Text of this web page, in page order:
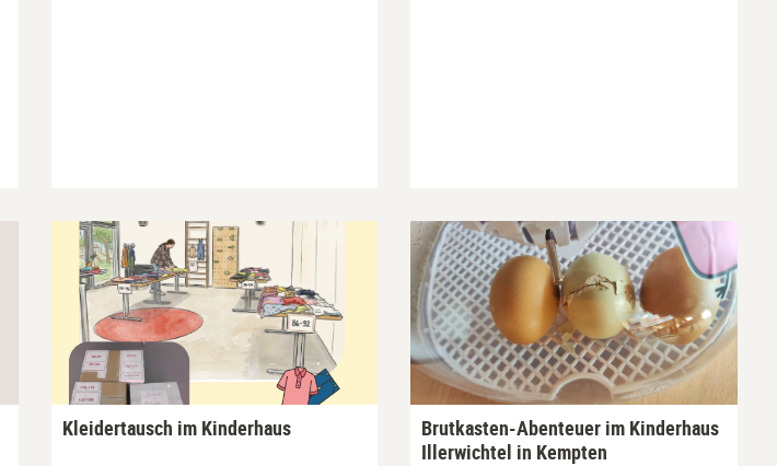
Kleidertausch im Kinderhaus
Brutkasten-Abenteuer im Kinderhaus
Illerwichtel in Kempten